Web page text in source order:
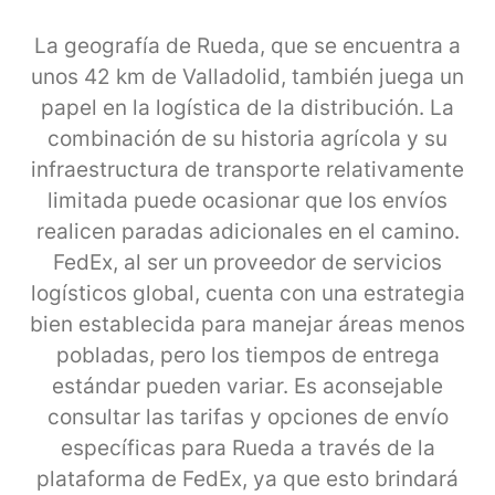
La geografía de Rueda, que se encuentra a
unos 42 km de Valladolid, también juega un
papel en la logística de la distribución. La
combinación de su historia agrícola y su
infraestructura de transporte relativamente
limitada puede ocasionar que los envíos
realicen paradas adicionales en el camino.
FedEx, al ser un proveedor de servicios
logísticos global, cuenta con una estrategia
bien establecida para manejar áreas menos
pobladas, pero los tiempos de entrega
estándar pueden variar. Es aconsejable
consultar las tarifas y opciones de envío
específicas para Rueda a través de la
plataforma de FedEx, ya que esto brindará